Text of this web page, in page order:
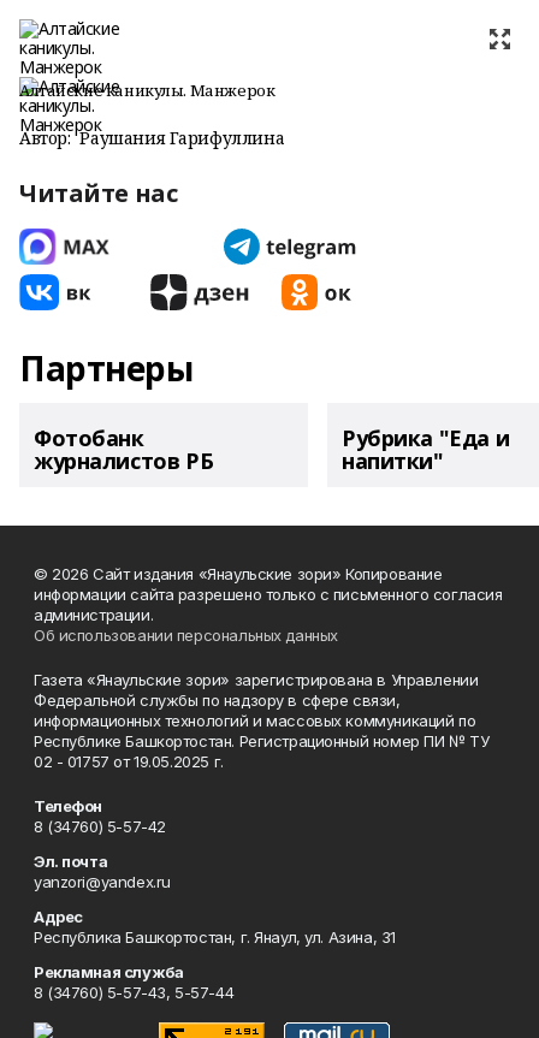
Алтайские каникулы. Манжерок
Автор: Раушания Гарифуллина
Читайте нас
Партнеры
Фотобанк
журналистов РБ
Рубрика "Еда и
напитки"
© 2026 Сайт издания «Янаульские зори» Копирование
информации сайта разрешено только с письменного согласия
администрации.
Об использовании персональных данных
Газета «Янаульские зори» зарегистрирована в Управлении
Федеральной службы по надзору в сфере связи,
информационных технологий и массовых коммуникаций по
Республике Башкортостан. Регистрационный номер ПИ № ТУ
02 - 01757 от 19.05.2025 г.
Телефон
8 (34760) 5-57-42
Эл. почта
yanzori@yandex.ru
Адрес
Республика Башкортостан, г. Янаул, ул. Азина, 31
Рекламная служба
8 (34760) 5-57-43, 5-57-44